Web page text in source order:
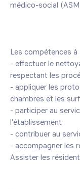
médico-social
Les compétences
- effectuer le
respectant les
- appliquer les
chambres et les
- participer au
l'établissement
- contribuer au
- accompagner les
Assister les